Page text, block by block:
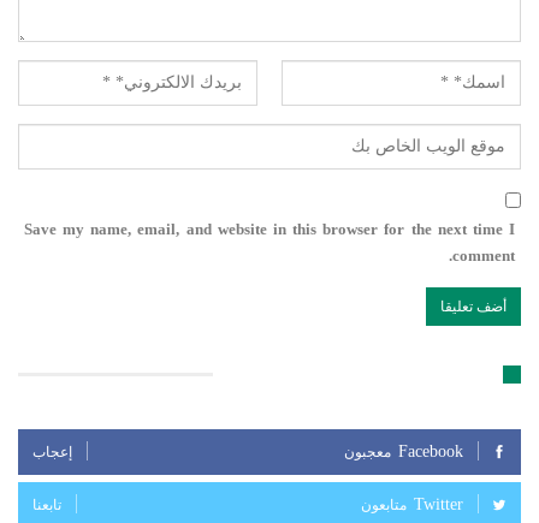
Save my name, email, and website in this browser for the next time I
comment.
Facebook معجبون إعجاب
Twitter متابعون تابعنا